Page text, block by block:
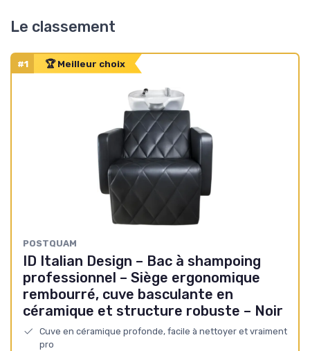
Le classement
#1 🏆 Meilleur choix
POSTQUAM
ID Italian Design – Bac à shampoing
professionnel – Siège ergonomique
rembourré, cuve basculante en
céramique et structure robuste – Noir
Cuve en céramique profonde, facile à nettoyer et vraiment
pro